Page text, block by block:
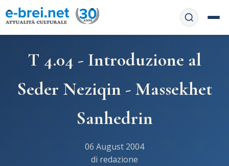
APP web
Informativa Privacy
Regole di Halachà
Orari di Shabbat
T 4.04 - Introduzione al
Seder Neziqin - Massekhet
Sanhedrin
06 August 2004
di redazione